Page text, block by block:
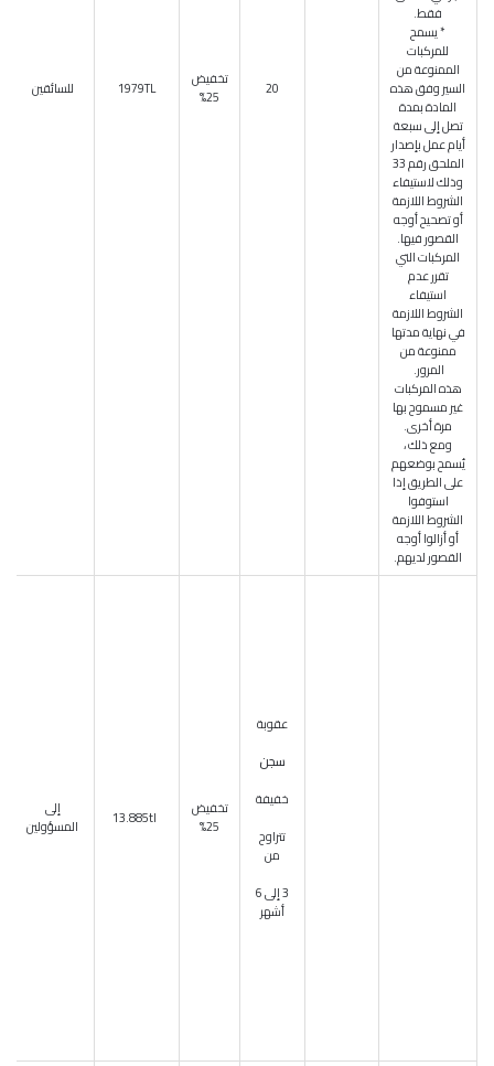
فقط.
* يسمح
للمركبات
الممنوعة من
السير وفق هذه
المادة بمدة
تصل إلى سبعة
أيام عمل بإصدار
الملحق رقم 33
وذلك لاستيفاء
الشروط اللازمة
أو تصحيح أوجه
القصور فيها.
المركبات التي
تقرر عدم
استيفاء
الشروط اللازمة
في نهاية مدتها
ممنوعة من
المرور.
هذه المركبات
غير مسموح بها
مرة أخرى.
ومع ذلك ،
يُسمح بوضعهم
على الطريق إذا
استوفوا
الشروط اللازمة
أو أزالوا أوجه
القصور لديهم.
20
تخفيض
25%
1979TL للسائقين
عقوبة
سجن
خفيفة
تتراوح
من
3 إلى 6
أشهر
تخفيض
25%
إلى
المسؤولين